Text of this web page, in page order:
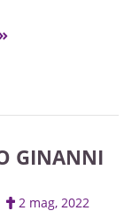
GINANNI
2 mag, 2022